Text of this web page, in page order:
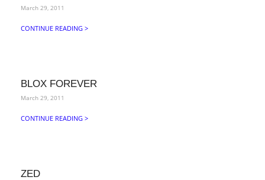
March 29, 2011
CONTINUE READING >
BLOX FOREVER
March 29, 2011
CONTINUE READING >
ZED